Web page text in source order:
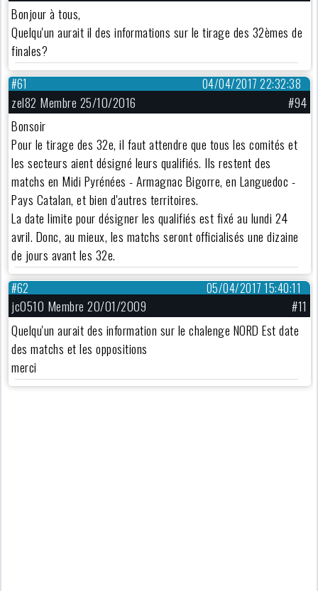
Bonjour à tous,
Quelqu'un aurait il des informations sur le tirage des 32èmes de
finales?
04/04/2017 22:32:38
#61
zel82 Membre 25/10/2016
#94
Bonsoir
Pour le tirage des 32e, il faut attendre que tous les comités et
les secteurs aient désigné leurs qualifiés. Ils restent des
matchs en Midi Pyrénées - Armagnac Bigorre, en Languedoc -
Pays Catalan, et bien d'autres territoires.
La date limite pour désigner les qualifiés est fixé au lundi 24
avril. Donc, au mieux, les matchs seront officialisés une dizaine
de jours avant les 32e.
05/04/2017 15:40:11
#62
jc0510 Membre 20/01/2009
#11
Quelqu'un aurait des information sur le chalenge NORD Est date
des matchs et les oppositions
merci